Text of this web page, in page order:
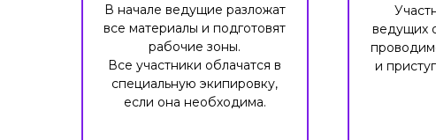
В начале ведущие разложат
все материалы и подготовят
рабочие зоны.
Все участники облачатся в
специальную экипировку,
если она необходима.
ведущих
и